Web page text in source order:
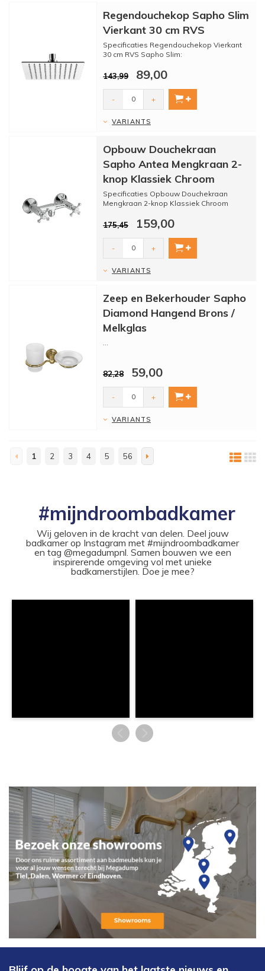
Regendouchekop Sapho Slim
Vierkant 30 cm RVS
Specificaties Regendouchekop Vierkant
30 cm RVS Sapho Slim:
- Serie: Slim
- Materiaal:...
143,99 89,00
- +
VARIANTS
Opbouw Douchekraan
Sapho Antea Mengkraan 2-
knop Klassiek Chroom
Specificaties Opbouw Douchekraan
Mengkraan 2-knop Klassiek Chroom
- Merk: Sapho
- Ser...
175,45 159,00
- +
VARIANTS
Zeep en Bekerhouder Sapho
Diamond Hangend Brons /
Melkglas
82,28 59,00
- +
VARIANTS
1 2 3 4 5 56
#mijndroombadkamer
Wij geloven in de kracht van delen. Deel jouw
badkamer op Instagram met #mijndroombadkamer
en tag @megadumpnl. Samen bouwen we een
inspirerende omgeving vol met unieke
badkamerstijlen. Doe je mee?